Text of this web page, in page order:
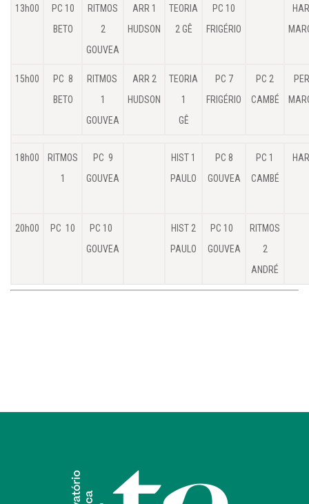
13h00
PC 10
BETO
RITMOS
2
GOUVEA
ARR 1
HUDSON
TEORIA
2 GÊ
PC 10
FRIGÉRIO
15h00
PC 8
BETO
RITMOS
1
GOUVEA
ARR 2
HUDSON
TEORIA
1
GÊ
PC 7
FRIGÉRIO
PC 2
CAMBÉ
18h00
RITMOS
1
PC 9
GOUVEA
HIST 1
PAULO
PC 8
GOUVEA
PC 1
CAMBÉ
20h00 PC 10
PC 10
GOUVEA
HIST 2
PAULO
PC 10
GOUVEA
RITMOS
2
ANDRÉ